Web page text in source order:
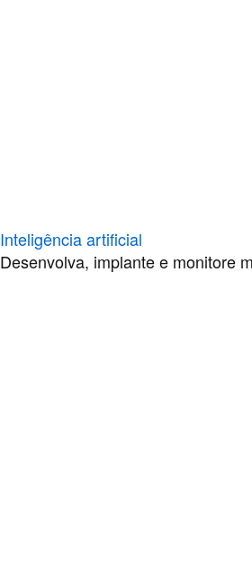
Inteligência artificial
Desenvolva, implante e monitore